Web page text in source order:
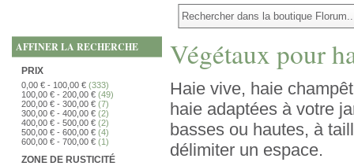
AFFINER LA RECHERCHE
PRIX
0,00 € - 100,00 € (333)
100,00 € - 200,00 € (49)
200,00 € - 300,00 € (7)
300,00 € - 400,00 € (2)
400,00 € - 500,00 € (2)
500,00 € - 600,00 € (4)
600,00 € - 700,00 € (1)
ZONE DE RUSTICITÉ
Végétaux pour
Haie vive, haie
haie adaptées à votre
basses ou hautes, à
délimiter un espace.